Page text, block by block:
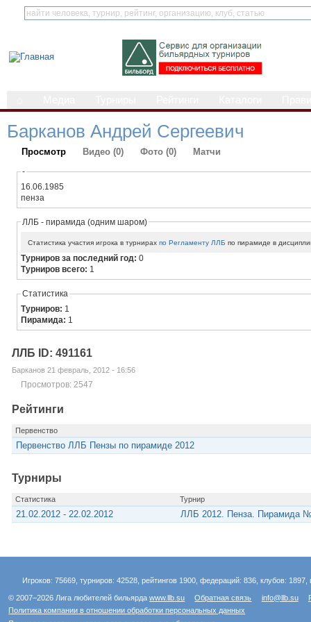
Барканов Андрей Сергеевич
Просмотр Видео (0) Фото (0) Матчи
-
16.06.1985
пенза
ЛЛБ - пирамида (одним шаром)
Статистика участия игрока в турнирахпо Регламенту ЛЛБ по пирамиде в
Турниров за последний год:0
Турниров всего: 1
Статистика
Турниров: 1
Пирамида: 1
ЛЛБ ID: 491161
Барканов 21 февраль, 2012 - 16:56
Просмотров: 2547
Рейтинги
Первенство
Первенство ЛЛБ Пензы по пирамиде 2012
Турниры
Статистика Турнир
21.02.2012 - 22.02.2012 ЛЛБ 2012. Пенза. Пирамида
Игроков: 75669, турниров: 42528, рейтингов 1900, федераций: 836, клубов:
© 2007–2026 Лига любителей бильярдаwww.llb.su Обратная связь info@llb.su
Политика компании в отношении обработки персональных данных